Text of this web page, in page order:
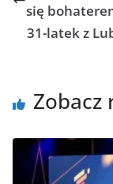
się
31-latek z
Zobacz